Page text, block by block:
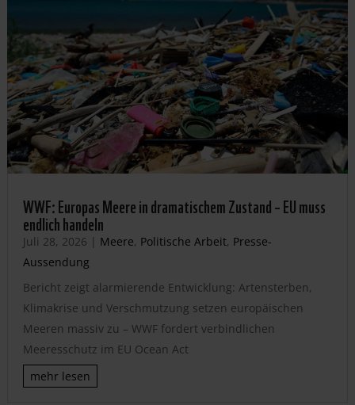
WWF: Europas Meere in dramatischem Zustand – EU muss
endlich handeln
Juli 28, 2026 | Meere, Politische Arbeit, Presse-
Aussendung
Bericht zeigt alarmierende Entwicklung: Artensterben,
Klimakrise und Verschmutzung setzen europäischen
Meeren massiv zu – WWF fordert verbindlichen
Meeresschutz im EU Ocean Act
mehr lesen